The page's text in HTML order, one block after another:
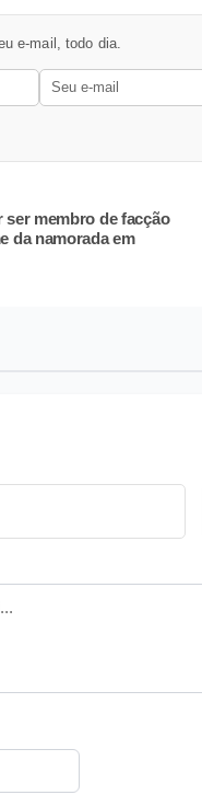
e-mail, todo dia.
membro de facção
da namorada em